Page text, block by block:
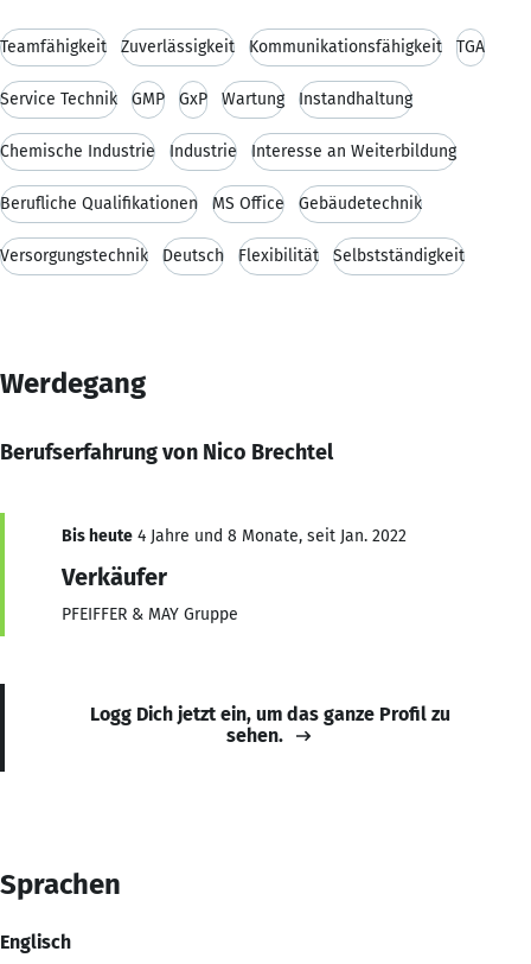
Teamfähigkeit Zuverlässigkeit Kommunikationsfähigkeit TGA
Service Technik GMP GxP Wartung Instandhaltung
Chemische Industrie Industrie Interesse an Weiterbildung
Berufliche Qualifikationen MS Office Gebäudetechnik
Versorgungstechnik Deutsch Flexibilität Selbstständigkeit
Werdegang
Berufserfahrung von Nico Brechtel
Bis heute 4 Jahre und 8 Monate, seit Jan. 2022
Verkäufer
PFEIFFER & MAY Gruppe
Logg Dich jetzt ein, um das ganze Profil zu
sehen.
Sprachen
Englisch